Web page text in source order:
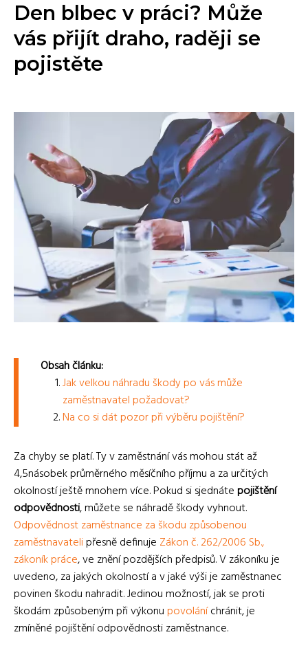
Den blbec v práci? Může
vás přijít draho, raději se
pojistěte
Obsah článku:
Jak velkou náhradu škody po vás může
zaměstnavatel požadovat?
Na co si dát pozor při výběru pojištění?
Za chyby se platí. Ty v zaměstnání vás mohou stát až
4,5násobek průměrného měsíčního příjmu a za určitých
okolností ještě mnohem více. Pokud si sjednátepojištění
odpovědnosti, můžete se náhradě škody vyhnout.
Odpovědnost zaměstnance za škodu způsobenou
zaměstnavatelipřesně definuje Zákon č. 262/2006 Sb.,
zákoník práce, ve znění pozdějších předpisů. V zákoníku je
uvedeno, za jakých okolností a v jaké výši je zaměstnanec
povinen škodu nahradit. Jedinou možností, jak se proti
škodám způsobeným při výkonupovoláníchránit, je
zmíněné pojištění odpovědnosti zaměstnance.